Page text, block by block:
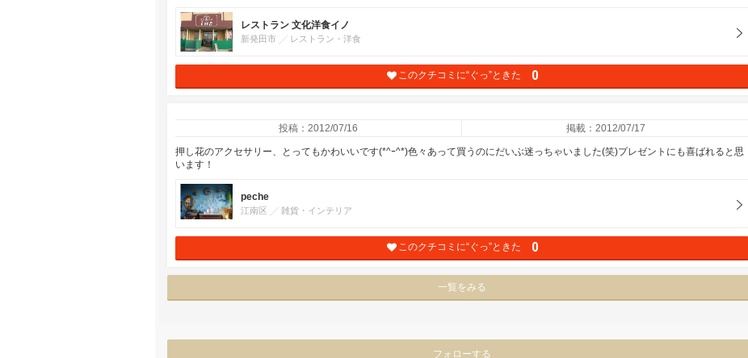
レストラン 文化洋食イノ
新発田市 レストラン・洋食
このクチコミに“ぐっ”ときた 0
投稿：2012/07/16 掲載：2012/07/17
押し花のアクセサリー、とってもかわいいです(*^ｰ^*)色々あって買うのにだいぶ迷っちゃいました(笑)プレゼントにも喜ばれると思
います！
peche
江南区 雑貨・インテリア
このクチコミに“ぐっ”ときた 0
一覧をみる
フォローする